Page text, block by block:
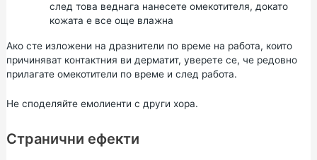
след това веднага нанесете омекотителя, докато
кожата е все още влажна
Ако сте изложени на дразнители по време на работа, които
причиняват контактния ви дерматит, уверете се, че редовно
прилагате омекотители по време и след работа.
Не споделяйте емолиенти с други хора.
Странични ефекти